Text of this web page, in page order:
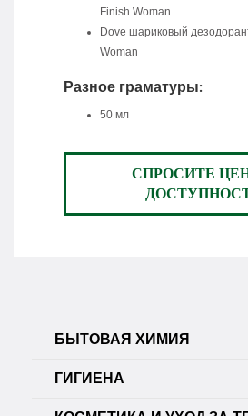
Finish Woman
Dove шариковый
Woman
Разное граматуры:
50 мл
СПРОСИТЕ
БЫТОВАЯ ХИМИЯ
ГИГИЕНА